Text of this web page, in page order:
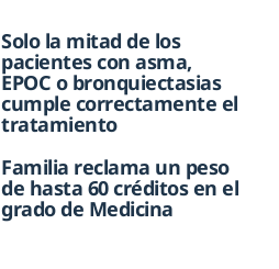
Solo la mitad de los
pacientes con asma,
EPOC o bronquiectasias
cumple correctamente el
tratamiento
Familia reclama un peso
de hasta 60 créditos en el
grado de Medicina